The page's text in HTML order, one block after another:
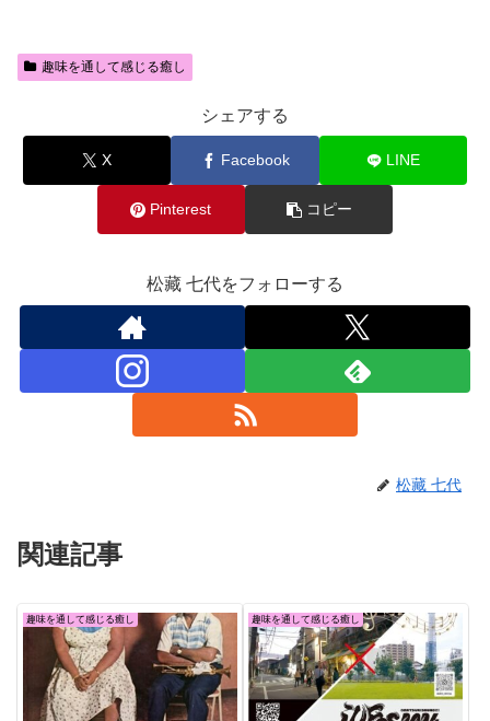
趣味を通して感じる癒し
シェアする
X Facebook LINE
Pinterest コピー
松藏 七代をフォローする
松藏 七代
関連記事
趣味を通して感じる癒し 趣味を通して感じる癒し